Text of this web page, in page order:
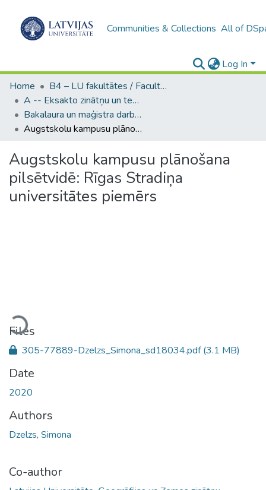
Communities & Collections All of
Log In
Home
B4 – LU fakultātes / Faculties of the UL
A -- Eksakto zinātņu un tehnoloģiju fakultāte / Faculty of Science and Technology
Bakalaura un maģistra darbi (EZTF) / Bachelor's and Master's theses
Augstskolu kampusu plānošana pilsētvidē: Rīgas Stradiņa universitātes piemērs
Augstskolu kampusu plānošana
pilsētvidē: Rīgas Stradiņa
universitātes piemērs
Loading...
Files
305-77889-Dzelzs_Simona_sd18034.pdf(3.1 MB)
Date
2020
Authors
Dzelzs, Simona
Co-author